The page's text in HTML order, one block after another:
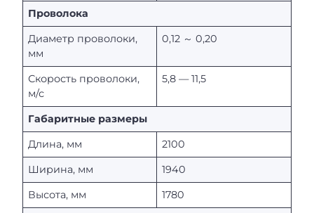
Проволока
Диаметр проволоки,
мм
0,12 ～ 0,20
Скорость проволоки,
м/с
5,8 — 11,5
Габаритные размеры
Длина, мм
2100
Ширина, мм
1940
Высота, мм
1780